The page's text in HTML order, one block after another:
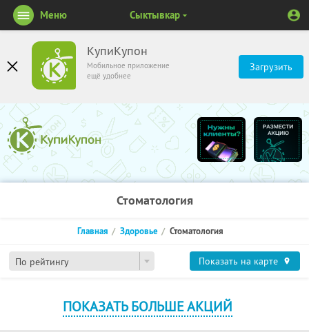
КупиКупон
Мобильное приложение
ещё удобнее
Загрузить
Меню Сыктывкар
Стоматология
По рейтингу
Главная Здоровье Стоматология
Показать на карте
ПОКАЗАТЬ БОЛЬШЕ АКЦИЙ